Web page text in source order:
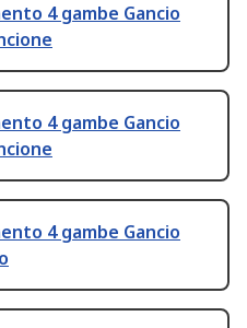
4 gambe Gancio
4 gambe Gancio
4 gambe Gancio